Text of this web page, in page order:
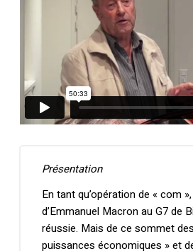
Présentation
En tant qu’opération de « com
d’Emmanuel Macron au G7 de
réussie. Mais de ce sommet
puissances économiques » et